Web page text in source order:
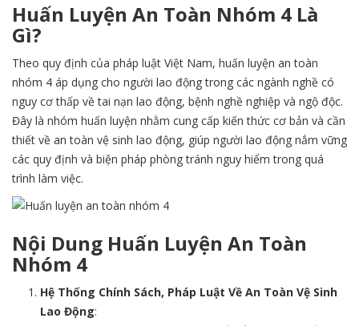
Huấn Luyện An Toàn Nhóm 4 Là
Gì?
Theo quy định của pháp luật Việt Nam, huấn luyện an toàn
nhóm 4 áp dụng cho người lao động trong các ngành nghề có
nguy cơ thấp về tai nạn lao động, bệnh nghề nghiệp và ngộ độc.
Đây là nhóm huấn luyện nhằm cung cấp kiến thức cơ bản và cần
thiết về an toàn vệ sinh lao động, giúp người lao động nắm vững
các quy định và biện pháp phòng tránh nguy hiểm trong quá
trình làm việc.
Nội Dung Huấn Luyện An Toàn
Nhóm 4
Hệ Thống Chính Sách, Pháp Luật Về An Toàn Vệ Sinh
Lao Động: